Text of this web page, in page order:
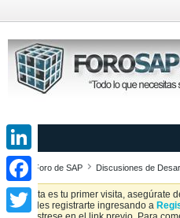
Foro de SAP Discusiones de
Si esta es tu primer visita, asegúrate
Puedes registrarte ingresando a
LinkedIn
Facebook